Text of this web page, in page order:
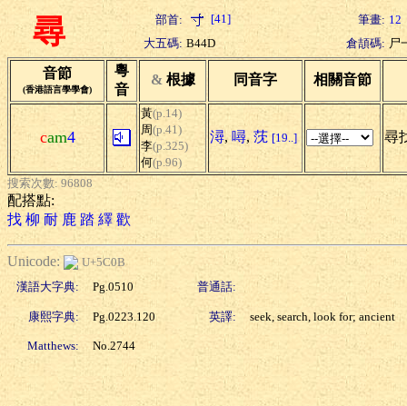
尋 部首: [41] 筆畫: 12
大五碼: B44D 倉頡碼: 尸
音節
(香港語言學學會)
粵
音
& 根據 同音字 相關音節
cam4
黃(p.14)
周(p.41)
李(p.325)
何(p.96)
潯, 噚, 莐 [19..] 尋
搜索次數: 96808
配搭點:
找 柳 耐 鹿 踏 繹 歡
Unicode:
U+5C0B
漢語大字典:
Pg.0510 普通話:
康熙字典: Pg.0223.120 英譯: seek, search, look for; ancient
Matthews: No.2744